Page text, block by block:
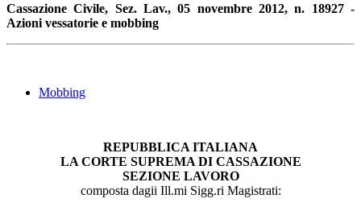
Cassazione Civile, Sez. Lav., 05 novembre 2012, n. 18927 -
Azioni vessatorie e mobbing
Mobbing
REPUBBLICA ITALIANA
LA CORTE SUPREMA DI CASSAZIONE
SEZIONE LAVORO
composta dagii Ill.mi Sigg.ri Magistrati: